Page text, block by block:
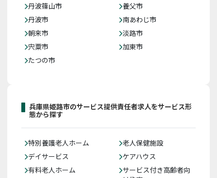
丹波篠山市
養父市
丹波市
南あわじ市
朝来市
淡路市
宍粟市
加東市
たつの市
兵庫県姫路市のサービス提供責任者求人をサービス形
態から探す
特別養護老人ホーム
老人保健施設
デイサービス
ケアハウス
有料老人ホーム
サービス付き高齢者向